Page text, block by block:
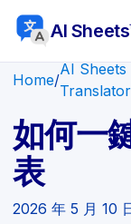
AI
Home/
AI Sheets
Translator
如何一
表
2026 年 5 月 10